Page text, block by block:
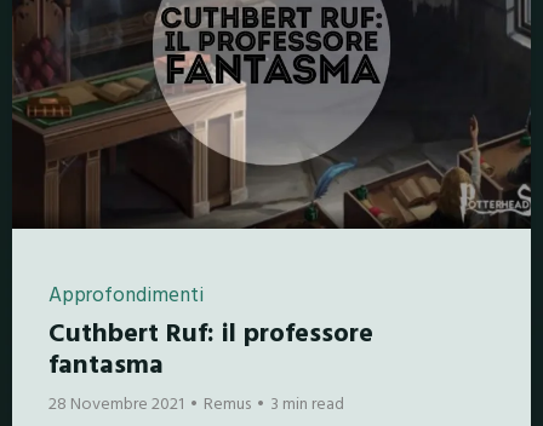
Approfondimenti
Cuthbert Ruf: il professore
fantasma
28 Novembre 2021 Remus 3 min read